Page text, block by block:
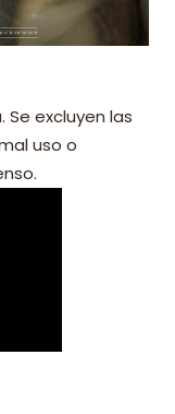
excluyen las
uso o